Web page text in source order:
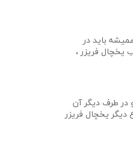
باید در
یخچال فریزر ،
در طرف دیگر آن
دیگر یخچال فریزر